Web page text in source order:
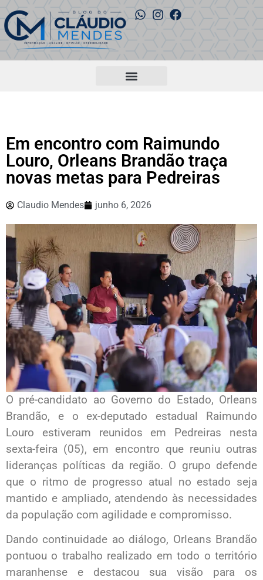
Em encontro com Raimundo
Louro, Orleans Brandão traça
novas metas para Pedreiras
Claudio Mendes junho 6, 2026
O pré-candidato ao Governo do Estado, Orleans
Brandão, e o ex-deputado estadual Raimundo
Louro estiveram reunidos em Pedreiras nesta
sexta-feira (05), em encontro que reuniu outras
lideranças políticas da região. O grupo defende
que o ritmo de progresso atual no estado seja
mantido e ampliado, atendendo às necessidades
da população com agilidade e compromisso.
Dando continuidade ao diálogo, Orleans Brandão
pontuou o trabalho realizado em todo o território
maranhense e destacou sua visão para os